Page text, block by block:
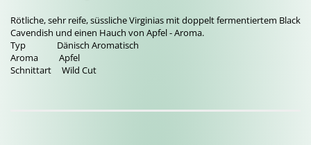
Rötliche, sehr reife, süssliche Virginias mit doppelt fermentiertem Black
Cavendish und einen Hauch von Apfel - Aroma.
Typ Dänisch Aromatisch
Aroma Apfel
Schnittart Wild Cut